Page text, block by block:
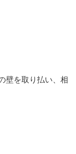
壁を取り払い、相